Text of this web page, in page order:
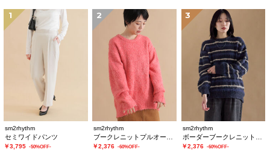
1
sm2rhythm
セミワイドパンツ
￥3,795 -50%OFF-
2
sm2rhythm
￥2,376 -60%OFF-
3
sm2rhythm
￥2,376 -60%OFF-